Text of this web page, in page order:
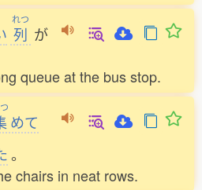
れつ
列 が
queue at the bus stop.
めて
。
chairs in neat rows.